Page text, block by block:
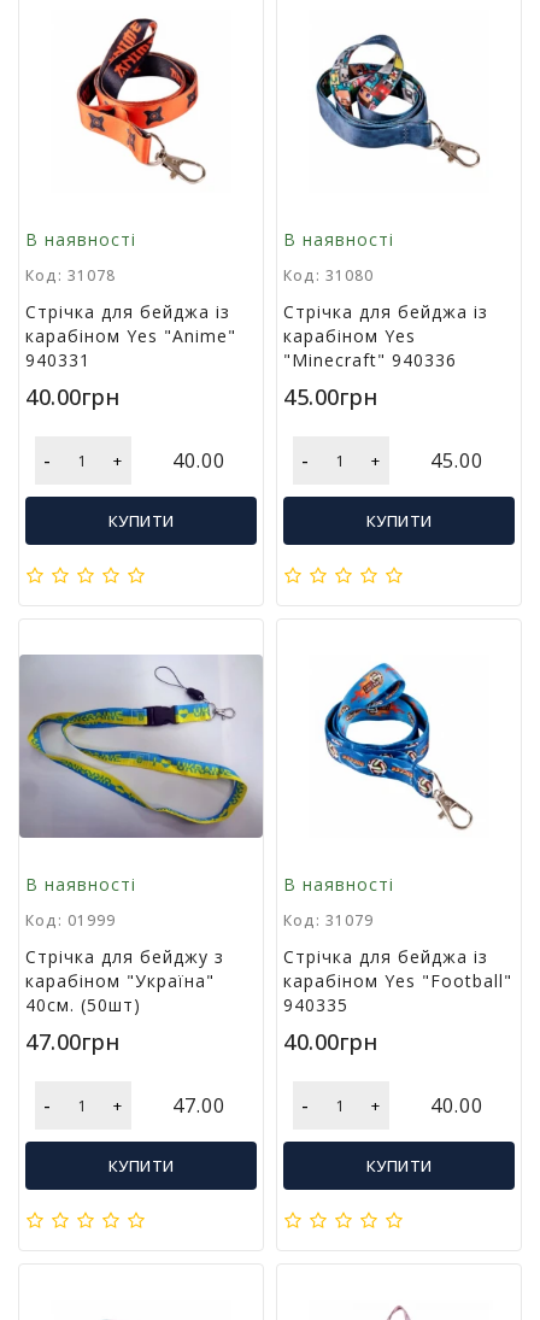
о
и
н
к
у
а
и
м
у
а
о
к
о
в
к
а
к
н
о
в
а
В наявності
Код: 31078
Стрічка для бейджа із
карабіном Yes "Anime"
940331
40.00грн
- + 40.00
КУПИТИ
В наявності
Код: 31080
Стрічка для бейджа із
карабіном Yes
"Minecraft" 940336
45.00грн
- + 45.00
КУПИТИ
В наявності
Код: 01999
Стрічка для бейджу з
карабіном "Україна"
40см. (50шт)
47.00грн
- + 47.00
КУПИТИ
В наявності
Код: 31079
Стрічка для бейджа із
карабіном Yes "Football"
940335
40.00грн
- + 40.00
КУПИТИ